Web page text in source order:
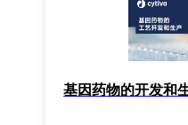
基因药物的开发和